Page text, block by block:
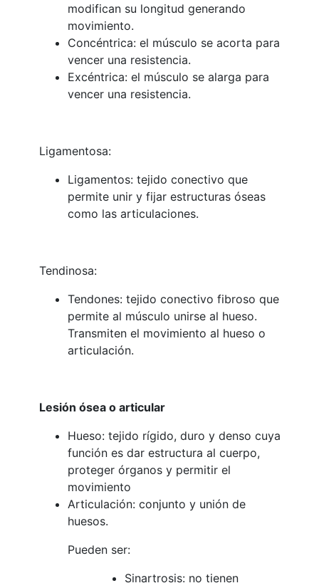
modifican su longitud generando
movimiento.
Concéntrica: el músculo se acorta para
vencer una resistencia.
Excéntrica: el músculo se alarga para
vencer una resistencia.
Ligamentosa:
Ligamentos: tejido conectivo que
permite unir y fijar estructuras óseas
como las articulaciones.
Tendinosa:
Tendones: tejido conectivo fibroso que
permite al músculo unirse al hueso.
Transmiten el movimiento al hueso o
articulación.
Lesión ósea o articular
Hueso: tejido rígido, duro y denso cuya
función es dar estructura al cuerpo,
proteger órganos y permitir el
movimiento
Articulación: conjunto y unión de
huesos.
Pueden ser:
Sinartrosis: no tienen